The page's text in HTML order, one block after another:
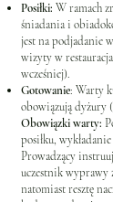
Posiłki: W ramach
śniadania i
jest na podjadanie
wizyty w
wcześniej).
Gotowanie: Warty
obowiązują dyżury
Obowiązki warty:
posiłku,
Prowadzący
uczestnik wyprawy
natomiast resztę